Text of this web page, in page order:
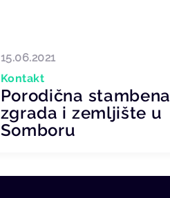
15.06.2021
Kontakt
Porodična stambena
zgrada i zemljište u
Somboru